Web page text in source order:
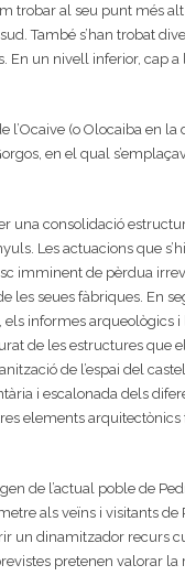
trobar al seu punt més alt
També s’han trobat
un nivell inferior, cap a
(o Olocaiba en
en el qual
consolidació
Les actuacions que
imminent de pèrdua
seues fàbriques. En
informes arqueològics i
de les estructures que
de l’espai del
i escalonada dels
elements arquitectònics
de l’actual poble de
als veïns i visitants
un dinamitzador recurs
pretenen valorar